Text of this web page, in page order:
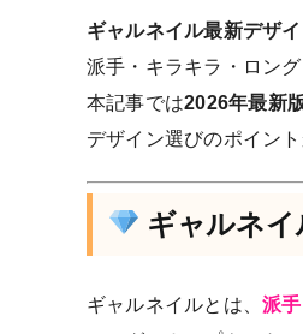
ギャルネイル最新デザ
派手・キラキラ・ロン
本記事では2026年最新
デザイン選びのポイン
ギャルネ
ギャルネイルとは、派